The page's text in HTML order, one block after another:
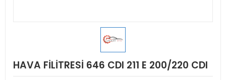
HAVA FİLİTRESİ 646 CDI 211 E 200/220 CDI